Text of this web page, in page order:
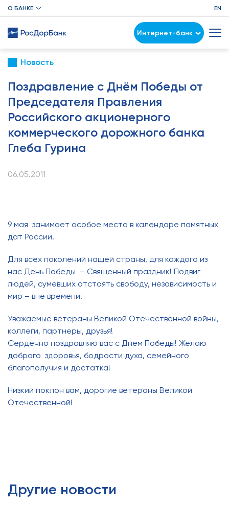
О БАНКЕ EN
Интернет-банк
Новость
Поздравление с Днём Победы от
Председателя Правления
Российского акционерного
коммерческого дорожного банка
Глеба Гурина
06.05.2011
9 мая занимает особое место в календаре памятных
дат России.
Для всех поколений нашей страны, для каждого из
нас День Победы – Священный праздник! Подвиг
людей, сумевших отстоять свободу, независимость и
мир – вне времени!
Уважаемые ветераны Великой Отечественной войны,
коллеги, партнеры, друзья!
Сердечно поздравляю вас с Днем Победы! Желаю
доброго здоровья, бодрости духа, семейного
благополучия и достатка!
Низкий поклон вам, дорогие ветераны Великой
Отечественной!
Другие новости